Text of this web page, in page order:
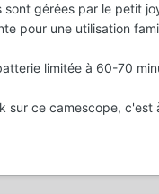
gérées par le petit
pour une utilisation
limitée à 60-70
sur ce camescope,